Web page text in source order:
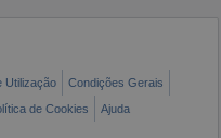
Utilização
Condições Gerais
de Cookies Ajuda